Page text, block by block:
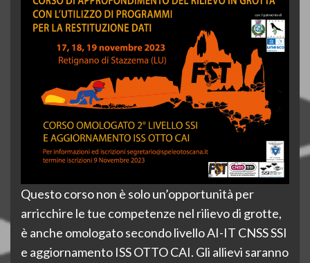
Questo corso non è solo un’opportunità per
arricchire le tue competenze nel rilievo di grotte,
è anche omologato secondo livello AI-IT CNSS SSI
e aggiornamento ISS OTTO CAI. Gli allievi saranno